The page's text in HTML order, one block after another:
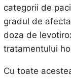
categorii de
gradul de
doza de
tratamentului
Cu toate